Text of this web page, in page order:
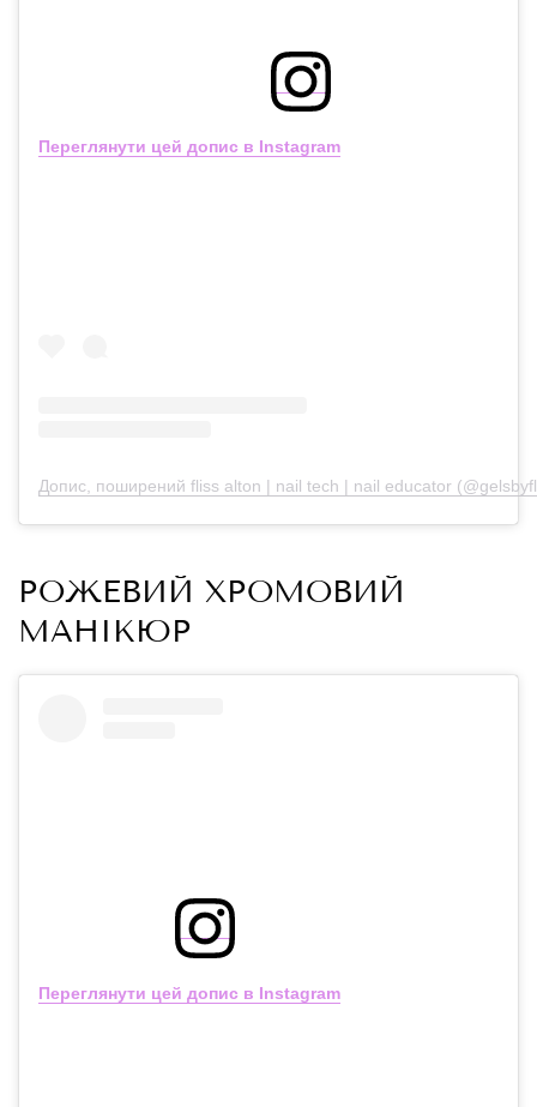
Переглянути цей допис в Instagram
Допис, поширений fliss alton | nail tech | nail educator
РОЖЕВИЙ ХРОМОВИЙ
МАНІКЮР
Переглянути цей допис в Instagram